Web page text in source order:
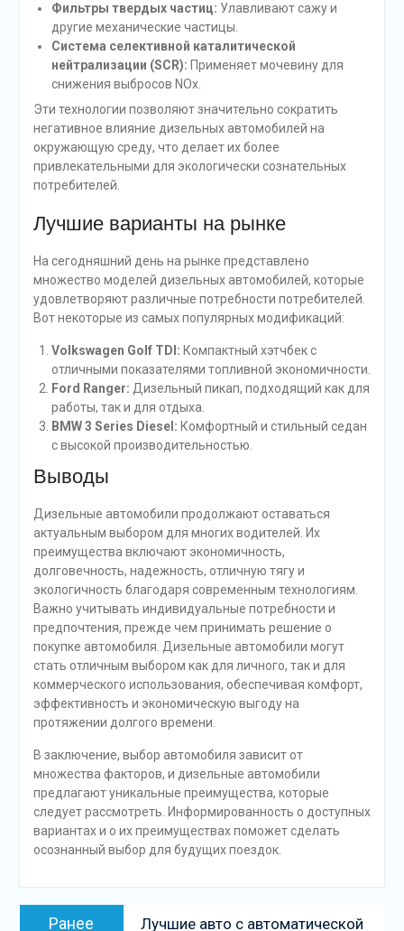
Фильтры твердых частиц: Улавливают сажу и
другие механические частицы.
Система селективной каталитической
нейтрализации (SCR): Применяет мочевину для
снижения выбросов NOx.
Эти технологии позволяют значительно сократить
негативное влияние дизельных автомобилей на
окружающую среду, что делает их более
привлекательными для экологически сознательных
потребителей.
Лучшие варианты на рынке
На сегодняшний день на рынке представлено
множество моделей дизельных автомобилей, которые
удовлетворяют различные потребности потребителей.
Вот некоторые из самых популярных модификаций:
Volkswagen Golf TDI: Компактный хэтчбек с
отличными показателями топливной экономичности.
Ford Ranger: Дизельный пикап, подходящий как для
работы, так и для отдыха.
BMW 3 Series Diesel: Комфортный и стильный седан
с высокой производительностью.
Выводы
Дизельные автомобили продолжают оставаться
актуальным выбором для многих водителей. Их
преимущества включают экономичность,
долговечность, надежность, отличную тягу и
экологичность благодаря современным технологиям.
Важно учитывать индивидуальные потребности и
предпочтения, прежде чем принимать решение о
покупке автомобиля. Дизельные автомобили могут
стать отличным выбором как для личного, так и для
коммерческого использования, обеспечивая комфорт,
эффективность и экономическую выгоду на
протяжении долгого времени.
В заключение, выбор автомобиля зависит от
множества факторов, и дизельные автомобили
предлагают уникальные преимущества, которые
следует рассмотреть. Информированность о доступных
вариантах и о их преимуществах поможет сделать
осознанный выбор для будущих поездок.
Навигация
Ранее
Предыдущая
Лучшие авто с автоматической